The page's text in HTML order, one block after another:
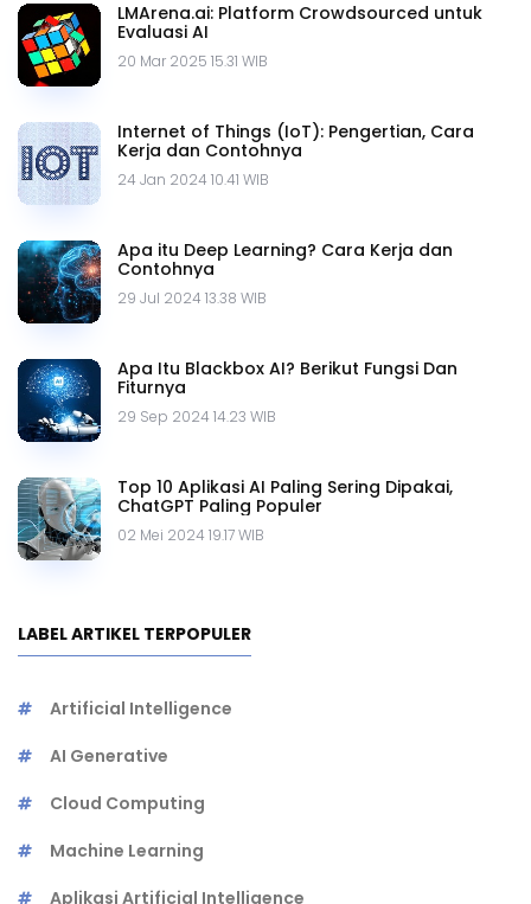
LMArena.ai: Platform Crowdsourced untuk
Evaluasi AI
20 Mar 2025 15.31 WIB
Internet of Things (IoT): Pengertian, Cara
Kerja dan Contohnya
24 Jan 2024 10.41 WIB
Apa itu Deep Learning? Cara Kerja dan
Contohnya
29 Jul 2024 13.38 WIB
Apa Itu Blackbox AI? Berikut Fungsi Dan
Fiturnya
29 Sep 2024 14.23 WIB
Top 10 Aplikasi AI Paling Sering Dipakai,
ChatGPT Paling Populer
02 Mei 2024 19.17 WIB
LABEL ARTIKEL TERPOPULER
Artificial Intelligence
AI Generative
Cloud Computing
Machine Learning
Aplikasi Artificial Intelligence